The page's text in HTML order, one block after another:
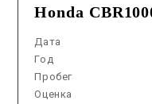
Honda
Дата
Год
Пробег
Оценка